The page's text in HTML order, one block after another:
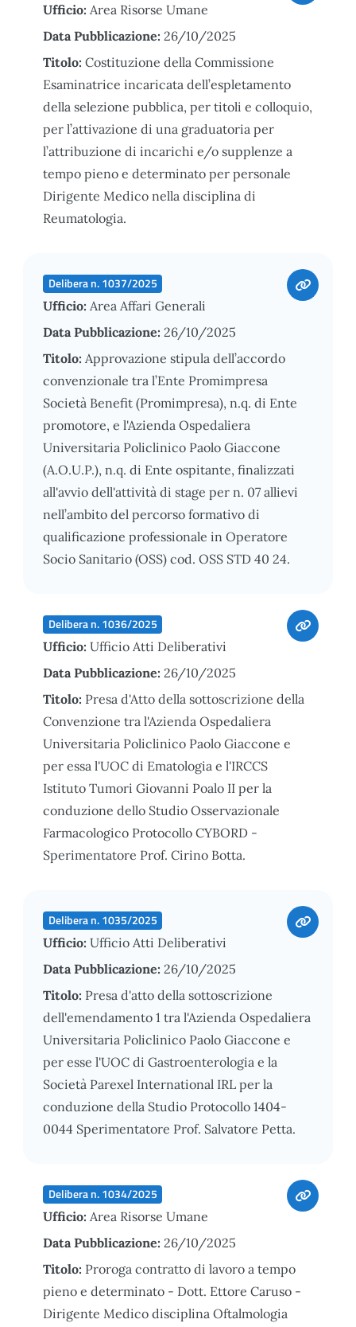
Ufficio: Area Risorse Umane
Data Pubblicazione: 26/10/2025
Titolo: Costituzione della Commissione
Esaminatrice incaricata dell’espletamento
della selezione pubblica, per titoli e colloquio,
per l’attivazione di una graduatoria per
l’attribuzione di incarichi e/o supplenze a
tempo pieno e determinato per personale
Dirigente Medico nella disciplina di
Reumatologia.
Delibera n. 1037/2025
Ufficio: Area Affari Generali
Data Pubblicazione: 26/10/2025
Titolo: Approvazione stipula dell’accordo
convenzionale tra l’Ente Promimpresa
Società Benefit (Promimpresa), n.q. di Ente
promotore, e l'Azienda Ospedaliera
Universitaria Policlinico Paolo Giaccone
(A.O.U.P.), n.q. di Ente ospitante, finalizzati
all'avvio dell'attività di stage per n. 07 allievi
nell’ambito del percorso formativo di
qualificazione professionale in Operatore
Socio Sanitario (OSS) cod. OSS STD 40 24.
Delibera n. 1036/2025
Ufficio: Ufficio Atti Deliberativi
Data Pubblicazione: 26/10/2025
Titolo: Presa d'Atto della sottoscrizione della
Convenzione tra l'Azienda Ospedaliera
Universitaria Policlinico Paolo Giaccone e
per essa l'UOC di Ematologia e l'IRCCS
Istituto Tumori Giovanni Poalo II per la
conduzione dello Studio Osservazionale
Farmacologico Protocollo CYBORD -
Sperimentatore Prof. Cirino Botta.
Delibera n. 1035/2025
Ufficio: Ufficio Atti Deliberativi
Data Pubblicazione: 26/10/2025
Titolo: Presa d'atto della sottoscrizione
dell'emendamento 1 tra l'Azienda Ospedaliera
Universitaria Policlinico Paolo Giaccone e
per esse l'UOC di Gastroenterologia e la
Società Parexel International IRL per la
conduzione della Studio Protocollo 1404-
0044 Sperimentatore Prof. Salvatore Petta.
Delibera n. 1034/2025
Ufficio: Area Risorse Umane
Data Pubblicazione: 26/10/2025
Titolo: Proroga contratto di lavoro a tempo
pieno e determinato - Dott. Ettore Caruso -
Dirigente Medico disciplina Oftalmologia